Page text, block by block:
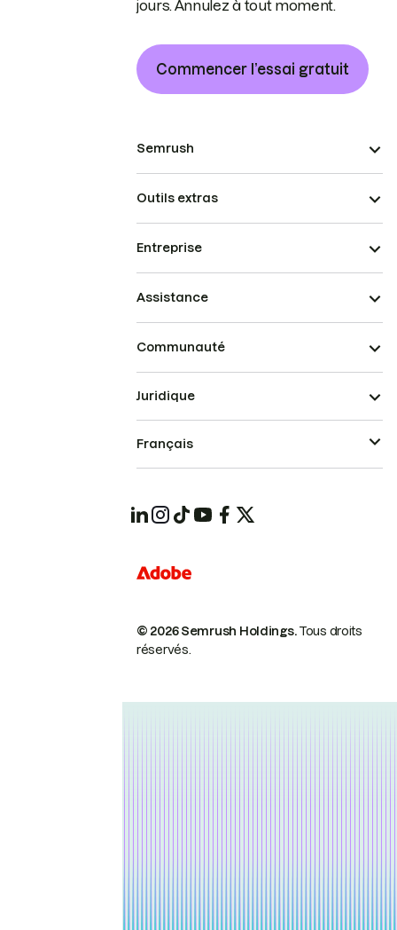
jours. Annulez à tout moment.
Commencer l’essai gratuit
Semrush
Outils extras
Entreprise
Assistance
Communauté
© 2026 Semrush Holdings.Tous droits
réservés.
Juridique
Français